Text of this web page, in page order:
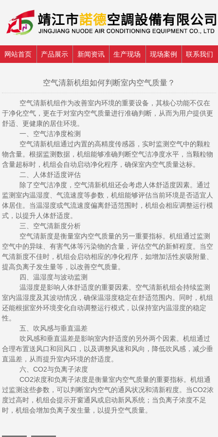
网站首页 产品展示 新闻资讯 生产现场 现场案例 联系我们
空气清新机组如何判断室内空气质量？
空气清新机组作为改善室内环境的重要设备，其核心功能不仅在
于净化空气，更在于对室内空气质量进行准确判断，从而为用户提供更
舒适、更健康的居住环境。
一、空气洁净度检测
空气清新机组通过内置的高精度传感器，实时监测空气中的颗粒
物含量。根据监测数据，机组能够准确判断空气洁净度水平，当颗粒物
含量超标时，机组会自动启动净化程序，确保室内空气质量达标。
二、人体舒适度评估
除了空气洁净度，空气清新机组还会考虑人体舒适度因素。通过
监测室内温湿度、气流速度等参数，机组能够评估当前环境是否适宜人
体居住。当温湿度或气流速度偏离舒适范围时，机组会相应调整运行模
式，以提升人体舒适度。
三、空气清新度分析
空气清新度是衡量室内空气质量的另一重要指标。机组通过监测
空气中的异味、有害气体等污染物的含量，评估空气的新鲜程度。当空
气清新度不佳时，机组会启动相应的净化程序，如增加活性炭吸附量、
提高负离子发生量等，以改善空气质量。
四、温湿度与波动监测
温湿度是影响人体舒适度的重要因素。空气清新机组会持续监测
室内温湿度及其波动情况，确保温湿度稳定在舒适范围内。同时，机组
还能根据室外环境变化自动调整运行模式，以保持室内温湿度的稳定
性。
五、吹风感与垂直温差
吹风感和垂直温差是影响室内舒适度的另外两个因素。机组通过
合理布置送风口和回风口，以及调整风速和风向，降低吹风感，减少垂
直温差，从而提升室内环境的舒适度。
六、CO2与负离子浓度
CO2浓度和负离子浓度是衡量室内空气质量的重要指标。机组通
过监测这些参数，可以判断室内空气的通风状况和清新程度。当CO2浓
度过高时，机组会提示开窗通风或启动新风系统；当负离子浓度不足
时，机组会增加负离子发生量，以提升空气质量。